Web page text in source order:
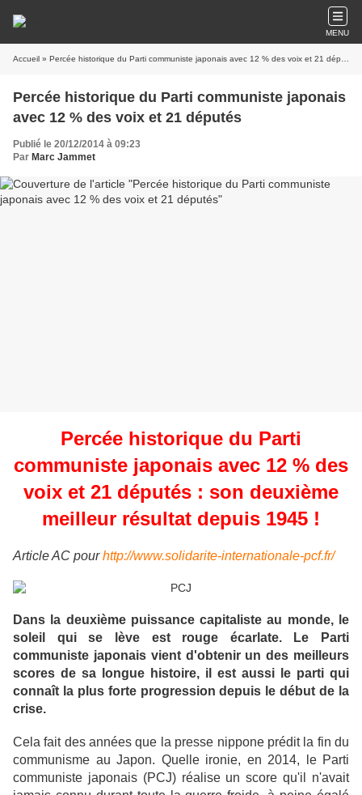
MENU
Accueil » Percée historique du Parti communiste japonais avec 12 % des voix et 21 députés
Percée historique du Parti communiste japonais
avec 12 % des voix et 21 députés
Publié le 20/12/2014 à 09:23
Par Marc Jammet
Percée historique du Parti
communiste japonais avec 12 % des
voix et 21 députés : son deuxième
meilleur résultat depuis 1945 !
Article AC pourhttp://www.solidarite-internationale-pcf.fr/
Dans la deuxième puissance capitaliste au monde, le
soleil qui se lève est rouge écarlate. Le Parti
communiste japonais vient d'obtenir un des meilleurs
scores de sa longue histoire, il est aussi le parti qui
connaît la plus forte progression depuis le début de la
crise.
Cela fait des années que la presse nippone prédit la fin du
communisme au Japon. Quelle ironie, en 2014, le Parti
communiste japonais (PCJ) réalise un score qu'il n'avait